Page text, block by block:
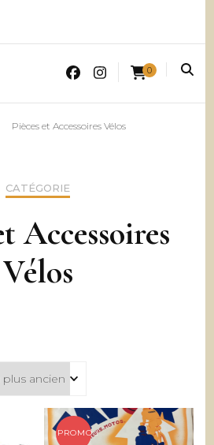
0
Pièces et Accessoires Vélos
CATÉGORIE
Accessoires
Vélos
PROMO !